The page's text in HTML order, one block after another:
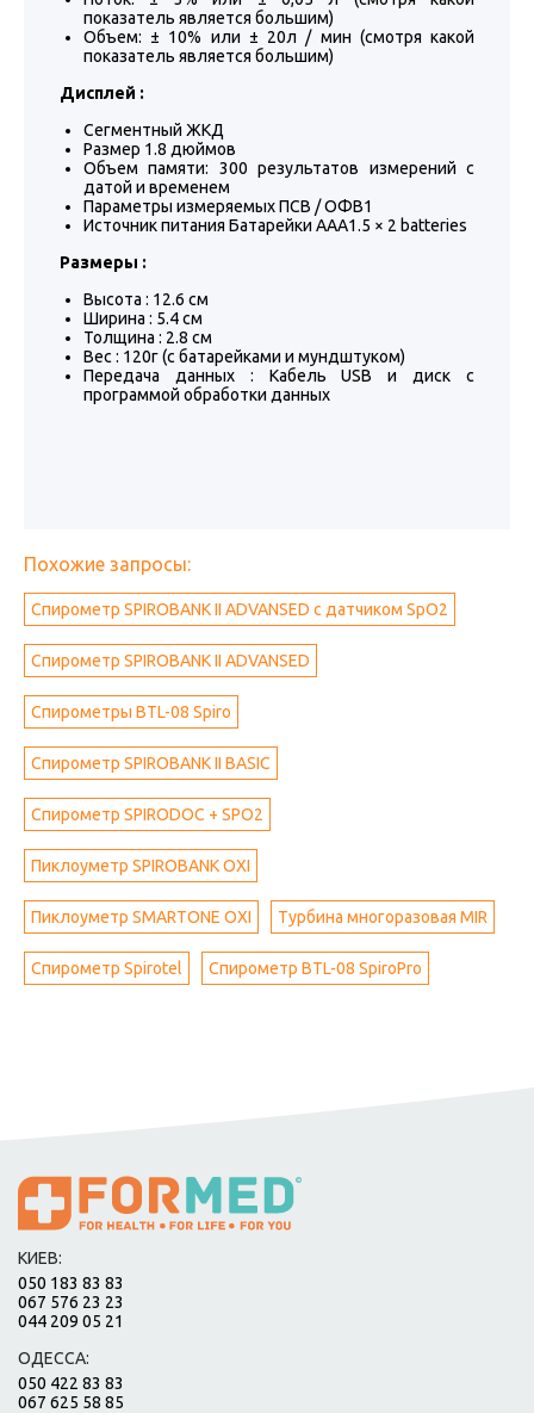
показатель является большим)
Объем: ± 10% или ± 20л / мин (смотря какой
показатель является большим)
Дисплей :
Сегментный ЖКД
Размер 1.8 дюймов
Объем памяти: 300 результатов измерений с
датой и временем
Параметры измеряемых ПСВ / ОФВ1
Источник питания Батарейки AAA1.5 × 2 batteries
Размеры :
Высота : 12.6 см
Ширина : 5.4 см
Толщина : 2.8 см
Вес : 120г (с батарейками и мундштуком)
Передача данных : Кабель USB и диск с
программой обработки данных
Похожие запросы:
Спирометр SPIROBANK II ADVANSED с датчиком SpO2
Спирометр SPIROBANK II ADVANSED
Спирометры BTL-08 Spiro
Спирометр SPIROBANK II BASIC
Спирометр SPIRODOC + SPO2
Пиклоуметр SPIROBANK OXI
Пиклоуметр SMARTONE OXI Турбина многоразовая MIR
Спирометр Spirotel Спирометр BTL-08 SpiroPro
КИЕВ:
050 183 83 83
067 576 23 23
044 209 05 21
ОДЕССА:
050 422 83 83
067 625 58 85